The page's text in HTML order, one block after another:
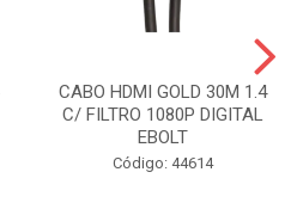
CABO HDMI GOLD 30M 1.4
C/ FILTRO 1080P DIGITAL
EBOLT
Código: 44614